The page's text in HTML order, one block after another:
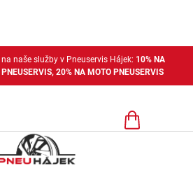
naše služby v Pneuservis Hájek: 10% NA
20% NA MOTO PNEUSERVIS
Nákupní